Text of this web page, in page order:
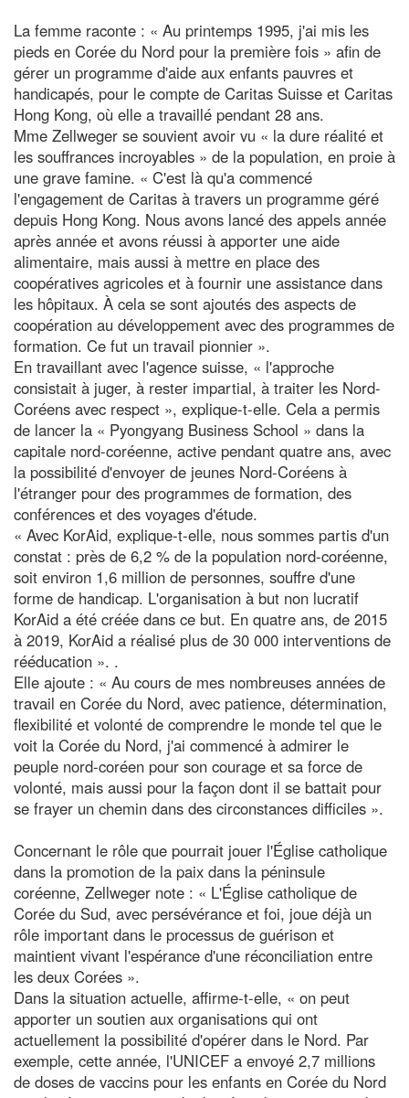
La femme raconte : « Au printemps 1995, j'ai mis les
pieds en Corée du Nord pour la première fois » afin de
gérer un programme d'aide aux enfants pauvres et
handicapés, pour le compte de Caritas Suisse et Caritas
Hong Kong, où elle a travaillé pendant 28 ans.
Mme Zellweger se souvient avoir vu « la dure réalité et
les souffrances incroyables » de la population, en proie à
une grave famine. « C'est là qu'a commencé
l'engagement de Caritas à travers un programme géré
depuis Hong Kong. Nous avons lancé des appels année
après année et avons réussi à apporter une aide
alimentaire, mais aussi à mettre en place des
coopératives agricoles et à fournir une assistance dans
les hôpitaux. À cela se sont ajoutés des aspects de
coopération au développement avec des programmes de
formation. Ce fut un travail pionnier ».
En travaillant avec l'agence suisse, « l'approche
consistait à juger, à rester impartial, à traiter les Nord-
Coréens avec respect », explique-t-elle. Cela a permis
de lancer la « Pyongyang Business School » dans la
capitale nord-coréenne, active pendant quatre ans, avec
la possibilité d'envoyer de jeunes Nord-Coréens à
l'étranger pour des programmes de formation, des
conférences et des voyages d'étude.
« Avec KorAid, explique-t-elle, nous sommes partis d'un
constat : près de 6,2 % de la population nord-coréenne,
soit environ 1,6 million de personnes, souffre d'une
forme de handicap. L'organisation à but non lucratif
KorAid a été créée dans ce but. En quatre ans, de 2015
à 2019, KorAid a réalisé plus de 30 000 interventions de
rééducation ». .
Elle ajoute : « Au cours de mes nombreuses années de
travail en Corée du Nord, avec patience, détermination,
flexibilité et volonté de comprendre le monde tel que le
voit la Corée du Nord, j'ai commencé à admirer le
peuple nord-coréen pour son courage et sa force de
volonté, mais aussi pour la façon dont il se battait pour
se frayer un chemin dans des circonstances difficiles ».
Concernant le rôle que pourrait jouer l'Église catholique
dans la promotion de la paix dans la péninsule
coréenne, Zellweger note : « L'Église catholique de
Corée du Sud, avec persévérance et foi, joue déjà un
rôle important dans le processus de guérison et
maintient vivant l'espérance d'une réconciliation entre
les deux Corées ».
Dans la situation actuelle, affirme-t-elle, « on peut
apporter un soutien aux organisations qui ont
actuellement la possibilité d'opérer dans le Nord. Par
exemple, cette année, l'UNICEF a envoyé 2,7 millions
de doses de vaccins pour les enfants en Corée du Nord